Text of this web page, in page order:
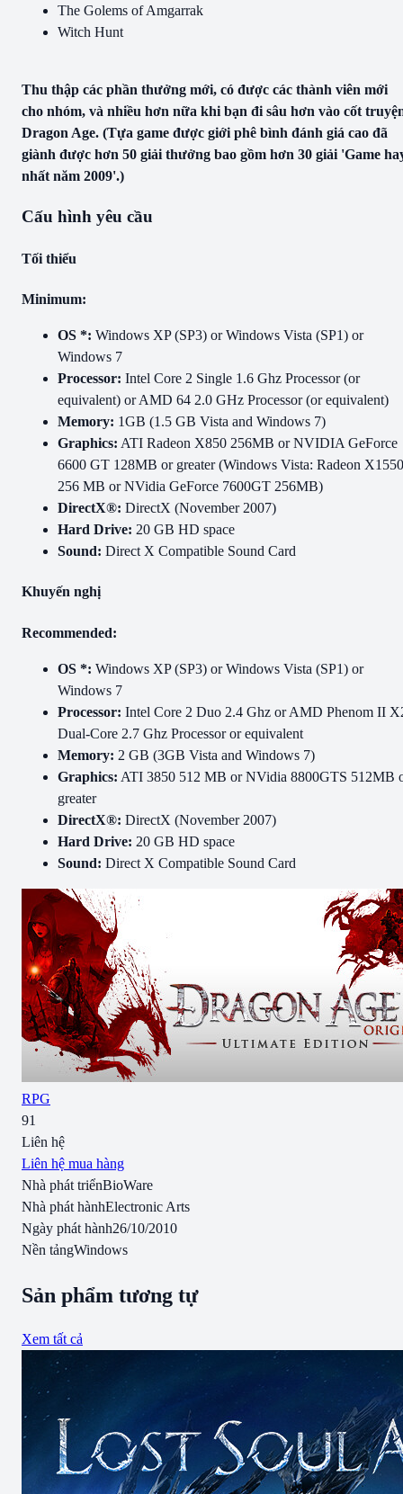
The Golems of Amgarrak
Witch Hunt
Thu thập các phần thưởng mới, có được các thành viên mới
cho nhóm, và nhiều hơn nữa khi bạn đi sâu hơn vào cốt
Dragon Age. (Tựa game được giới phê bình đánh giá cao đã
giành được hơn 50 giải thưởng bao gồm hơn 30 giải 'Game
nhất năm 2009'.)
Cấu hình yêu cầu
Tối thiểu
Minimum:
OS *: Windows XP (SP3) or Windows Vista (SP1) or
Windows 7
Processor: Intel Core 2 Single 1.6 Ghz Processor (or
equivalent) or AMD 64 2.0 GHz Processor (or equivalent)
Memory: 1GB (1.5 GB Vista and Windows 7)
Graphics: ATI Radeon X850 256MB or NVIDIA GeForce
6600 GT 128MB or greater (Windows Vista: Radeon X1550
256 MB or NVidia GeForce 7600GT 256MB)
DirectX®: DirectX (November 2007)
Hard Drive: 20 GB HD space
Sound: Direct X Compatible Sound Card
Khuyến nghị
Recommended:
OS *: Windows XP (SP3) or Windows Vista (SP1) or
Windows 7
Processor: Intel Core 2 Duo 2.4 Ghz or AMD Phenom II
Dual-Core 2.7 Ghz Processor or equivalent
Memory: 2 GB (3GB Vista and Windows 7)
Graphics: ATI 3850 512 MB or NVidia 8800GTS 512MB
greater
DirectX®: DirectX (November 2007)
Hard Drive: 20 GB HD space
Sound: Direct X Compatible Sound Card
RPG
91
Liên hệ
Liên hệ mua hàng
Nhà phát triểnBioWare
Nhà phát hànhElectronic Arts
Ngày phát hành26/10/2010
Nền tảngWindows
Sản phẩm tương tự
Xem tất cả